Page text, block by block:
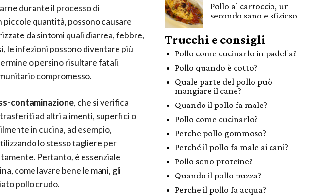
durante il processo di
piccole quantità, possono causare
da sintomi quali diarrea, febbre,
le infezioni possono diventare più
o persino risultare fatali,
compromesso.
contaminazione, che si verifica
ad altri alimenti, superfici o
in cucina, ad esempio,
lo stesso tagliere per
Pertanto, è essenziale
come lavare bene le mani, gli
pollo crudo.
Pollo al cartoccio, un
secondo sano e sfizioso
Trucchi e consigli
Pollo come cucinarlo in padella?
Pollo quando è cotto?
Quale parte del pollo può
mangiare il cane?
Quando il pollo fa male?
Pollo come cucinarlo?
Perche pollo gommoso?
Perché il pollo fa male ai cani?
Pollo sono proteine?
Quando il pollo puzza?
Perche il pollo fa acqua?